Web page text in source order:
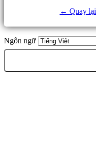
← Quay lại
Ngôn ngữ